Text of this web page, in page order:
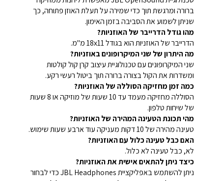
ברורה ומרגשת תוך כדי שמירה על תעלת האוזן פתוחה, כך
שניתן לשמוע את הסביבה בזמן האימון.
מהו גודל הדרייבר של האוזניות?
הדרייבר של האוזניות הוא בגודל 18x11 מ"מ.
מה היתרון של שני המיקרופונים באוזניות?
שני המיקרופונים עם טכנולוגיית עיצוב קרן קול קולטות
ומשדרות את הקול בצורה ברורה תוך ביטול רעשי רקע.
כמה זמן מחזיקה הסוללה של האוזניות?
הסוללה מחזיקה מעמד עד 10 שעות של מוזיקה או 8 שעות
של שיחות טלפון.
מהי תכונת הטעינה המהירה של האוזניות?
טעינה מהירה של 10 דקות מעניקה עוד ארבע שעות שימוש.
האם כבל טעינה כלול עם האוזניות?
לא, כבל טעינה לא כלול.
כיצד ניתן להתאים אישית את האוזניות?
ניתן להשתמש באפליקציית JBL Headphones כדי לבחור